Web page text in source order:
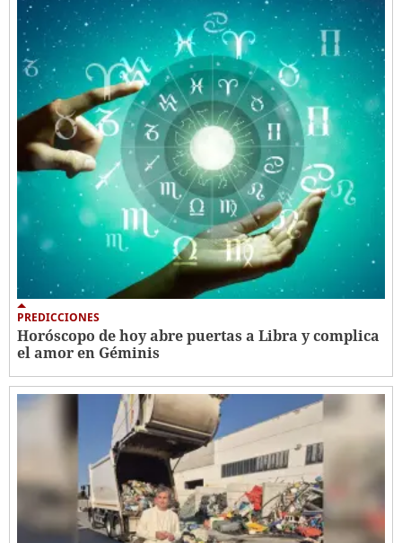
PREDICCIONES
Horóscopo de hoy abre puertas a Libra y complica
el amor en Géminis